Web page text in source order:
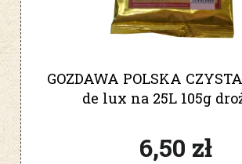
GOZDAWA POLSKA
de lux na 25L 105g
6,50 zł